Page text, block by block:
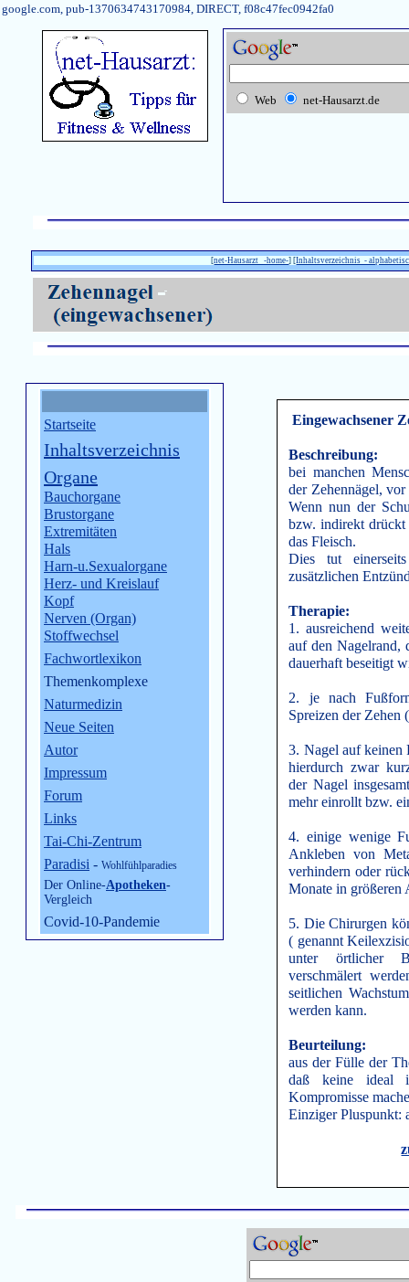
google.com, pub-1370634743170984, DIRECT, f08c47fec0942fa0
Web net-Hausarzt.de
[net-Hausarzt -home-] [Inhaltsverzeichnis -
Startseite
Inhaltsverzeichnis
Organe
Bauchorgane
Brustorgane
Extremitäten
Hals
Harn-u.Sexualorgane
Herz- und Kreislauf
Kopf
Nerven (Organ)
Stoffwechsel
Fachwortlexikon
Themenkomplexe
Naturmedizin
Neue Seiten
Autor
Impressum
Forum
Links
Tai-Chi-Zentrum
Paradisi - Wohlfühlparadies
Der Online-Apotheken-
Vergleich
Covid-10-Pandemie
Eingewachsener
Beschreibung:
bei manchen
der Zehennägel,
Wenn nun der
bzw. indirekt drückt
das Fleisch.
Dies tut
zusätzlichen
Therapie:
1. ausreichend
auf den Nagelrand,
dauerhaft beseitigt
2. je nach
Spreizen der Zehen
3. Nagel auf keinen
hierdurch zwar
der Nagel
mehr einrollt bzw.
4. einige wenige
Ankleben von
verhindern oder
Monate in größeren
5. Die Chirurgen
( genannt
unter örtlicher
verschmälert
seitlichen
werden kann.
Beurteilung:
aus der Fülle der
daß keine ideal
Kompromisse
Einziger Pluspunkt: